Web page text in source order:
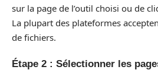
sur la page de l’outil choisi ou de
La plupart des plateformes
de fichiers.
Étape 2 : Sélectionner les